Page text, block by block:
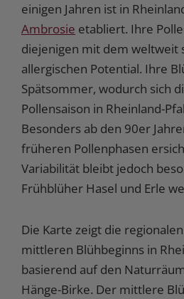
einigen Jahren ist in
Ambrosie etabliert. Ihre
diejenigen mit dem weltweit
allergischen Potential. Ihre
Spätsommer, wodurch sich
Pollensaison in Rheinland-
Besonders ab den 90er
früheren Pollenphasen
Variabilität bleibt jedoch
Frühblüher Hasel und Erle
Die Karte zeigt die
mittleren Blühbeginns in
basierend auf den
Hänge-Birke. Der mittlere